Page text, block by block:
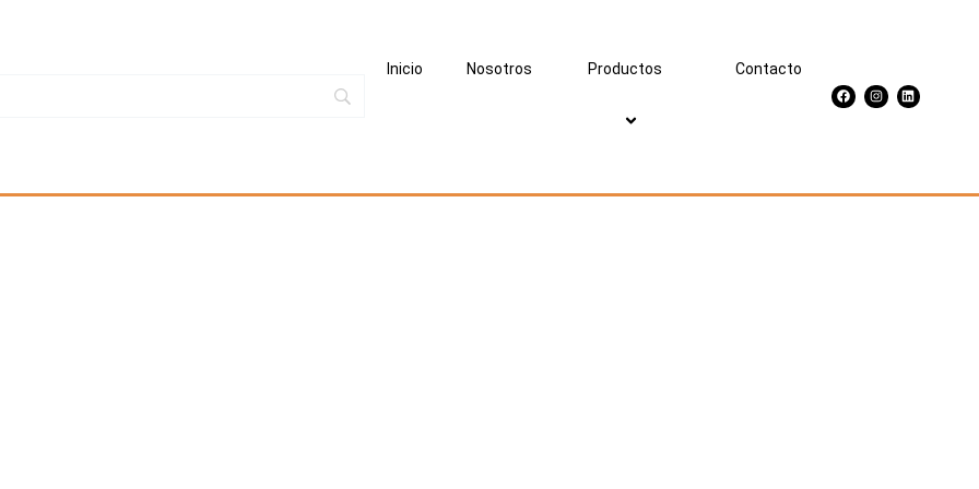
Inicio Nosotros Productos Contacto
Facebook
InstagramLinkedin